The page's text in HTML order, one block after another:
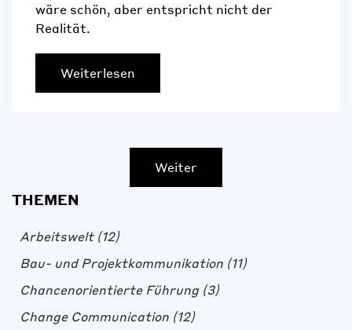
wäre schön, aber entspricht nicht der
Realität.
Weiterlesen
Weiter
THEMEN
Arbeitswelt (12)
Bau- und Projektkommunikation (11)
Chancenorientierte Führung (3)
Change Communication (12)